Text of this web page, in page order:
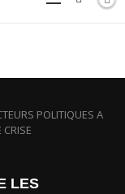
POLITIQUES A
LES